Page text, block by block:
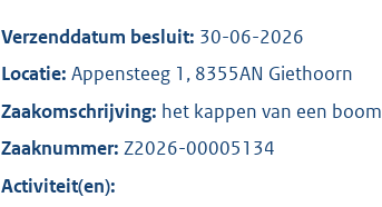
Verzenddatum besluit: 30-06-2026
Locatie: Appensteeg 1, 8355AN Giethoorn
Zaakomschrijving: het kappen van een boom
Zaaknummer: Z2026-00005134
Activiteit(en):